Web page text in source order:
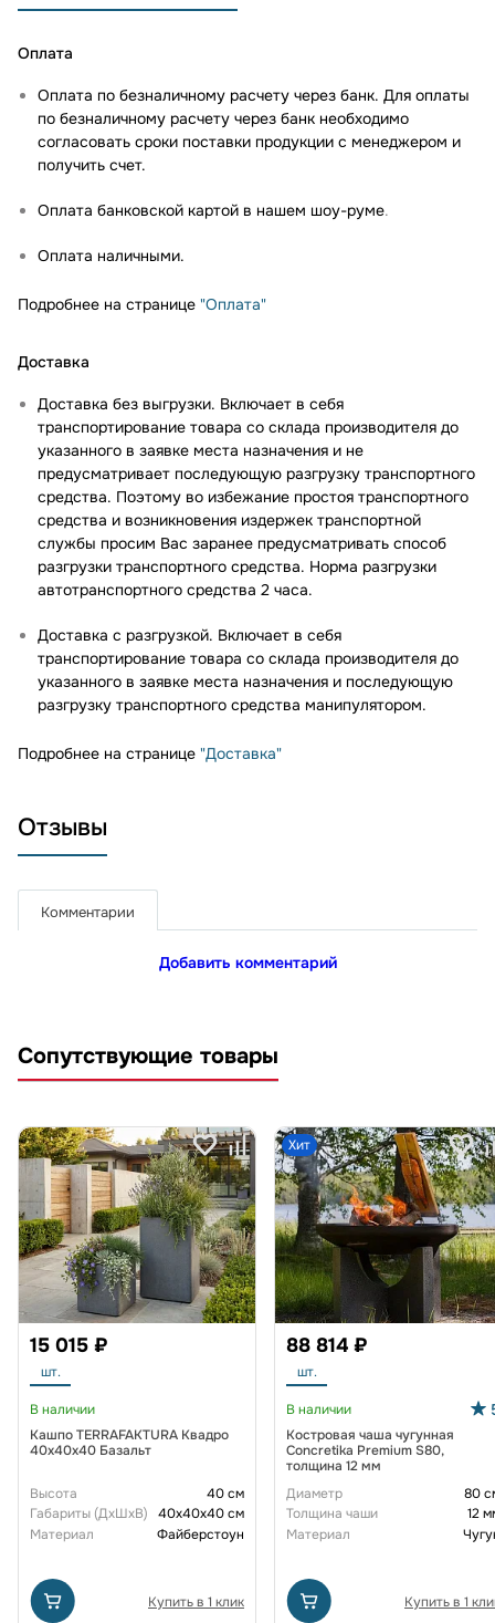
Оплата
Оплата по безналичному расчету через банк. Для оплаты
по безналичному расчету через банк необходимо
согласовать сроки поставки продукции с менеджером и
получить счет.
Оплата банковской картой в нашем шоу-руме.
Оплата наличными.
Подробнее на странице "Оплата"
Доставка
Доставка без выгрузки. Включает в себя
транспортирование товара со склада производителя до
указанного в заявке места назначения и не
предусматривает последующую разгрузку транспортного
средства. Поэтому во избежание простоя транспортного
средства и возникновения издержек транспортной
службы просим Вас заранее предусматривать способ
разгрузки транспортного средства. Норма разгрузки
автотранспортного средства 2 часа.
Доставка с разгрузкой. Включает в себя
транспортирование товара со склада производителя до
указанного в заявке места назначения и последующую
разгрузку транспортного средства манипулятором.
Подробнее на странице "Доставка"
Отзывы
Комментарии
Добавить комментарий
Сопутствующие товары
15 015 ₽
шт.
В наличии
Кашпо TERRAFAKTURA Квадро
40x40x40 Базальт
Высота
40 см
Габариты (ДxШxВ)
40x40x40 см
Материал
Файберстоун
Купить в 1 клик
Хит
88 814 ₽
шт.
В наличии
Костровая чаша чугунная
Concretika Premium S80,
толщина 12 мм
Диаметр
80
Толщина чаши
12
Материал
Купить в 1